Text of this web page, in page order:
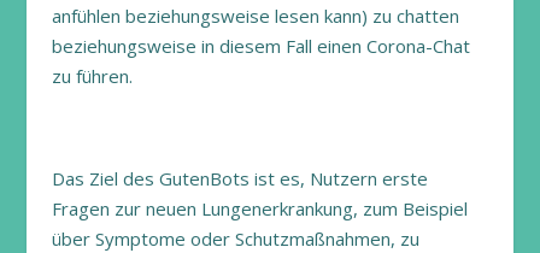
anfühlen beziehungsweise lesen kann) zu chatten
beziehungsweise in diesem Fall einen Corona-Chat
zu führen.
Das Ziel des GutenBots ist es, Nutzern erste
Fragen zur neuen Lungenerkrankung, zum Beispiel
über Symptome oder Schutzmaßnahmen, zu